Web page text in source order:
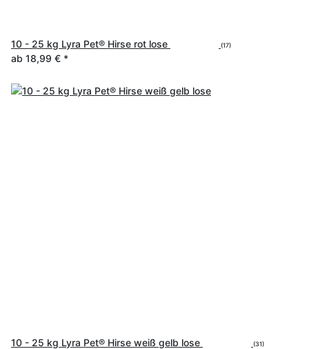
10 - 25 kg Lyra Pet® Hirse rot lose (17)
ab 18,99 € *
10 - 25 kg Lyra Pet® Hirse weiß gelb lose (31)